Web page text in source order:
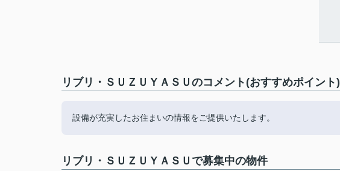
リブリ・ＳＵＺＵＹＡＳＵのコメント(おすすめポイント)
設備が充実したお住まいの情報をご提供いたします。
リブリ・ＳＵＺＵＹＡＳＵで募集中の物件